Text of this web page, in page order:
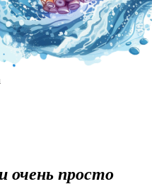
очень просто